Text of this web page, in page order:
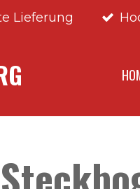
Lieferung